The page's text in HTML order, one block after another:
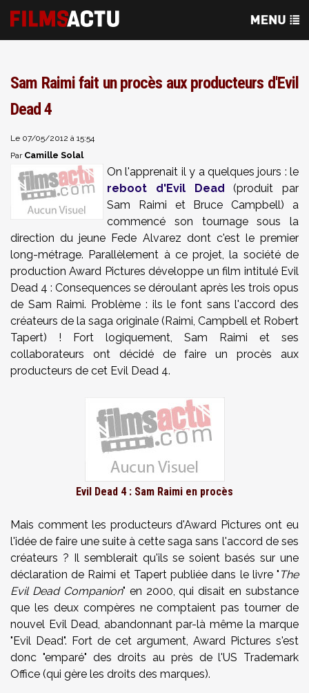
Sam Raimi fait un procès aux producteurs d'Evil
Dead 4
Le 07/05/2012 à 15:54
Par Camille Solal
On l'apprenait il y a quelques jours : le
reboot d'Evil Dead (produit par
Sam Raimi et Bruce Campbell) a
commencé son tournage sous la
direction du jeune Fede Alvarez dont c'est le premier
long-métrage. Parallèlement à ce projet, la société de
production Award Pictures développe un film intitulé Evil
Dead 4 : Consequences se déroulant après les trois opus
de Sam Raimi. Problème : ils le font sans l'accord des
créateurs de la saga originale (Raimi, Campbell et Robert
Tapert) ! Fort logiquement, Sam Raimi et ses
collaborateurs ont décidé de faire un procès aux
producteurs de cet Evil Dead 4.
Evil Dead 4 : Sam Raimi en procès
Mais comment les producteurs d'Award Pictures ont eu
l'idée de faire une suite à cette saga sans l'accord de ses
créateurs ? Il semblerait qu'ils se soient basés sur une
déclaration de Raimi et Tapert publiée dans le livre " The
Evil Dead Companion" en 2000, qui disait en substance
que les deux compères ne comptaient pas tourner de
nouvel Evil Dead, abandonnant par-là même la marque
"Evil Dead". Fort de cet argument, Award Pictures s'est
donc "emparé" des droits au près de l'US Trademark
Office (qui gère les droits des marques).